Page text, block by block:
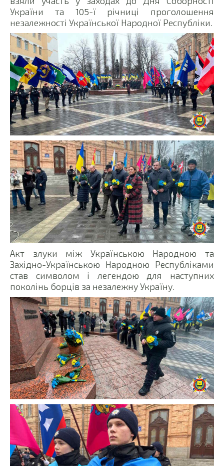
України та 105-ї річниці проголошення
незалежності Української Народної Республіки.
Акт злуки між Українською Народною та
Західно-Українською Народною Республіками
став символом і легендою для наступних
поколінь борців за незалежну Україну.